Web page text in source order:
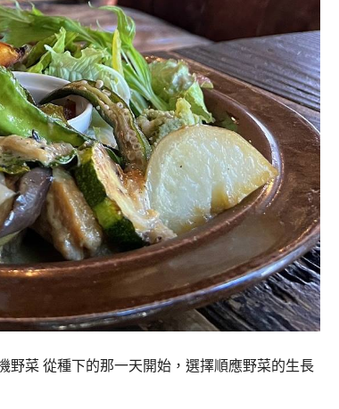
菜 從種下的那一天開始，選擇順應野菜的生長